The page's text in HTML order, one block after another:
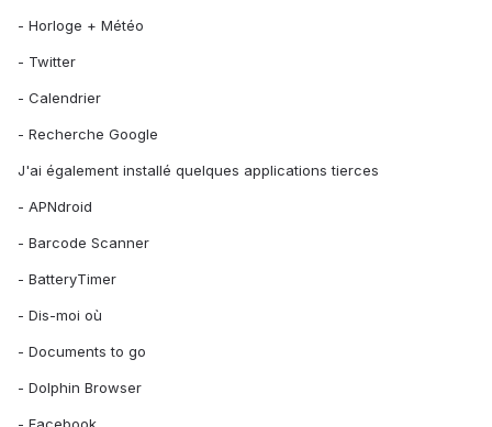
- Horloge + Météo
- Twitter
- Calendrier
- Recherche Google
J'ai également installé quelques applications tierces
- APNdroid
- Barcode Scanner
- BatteryTimer
- Dis-moi où
- Documents to go
- Dolphin Browser